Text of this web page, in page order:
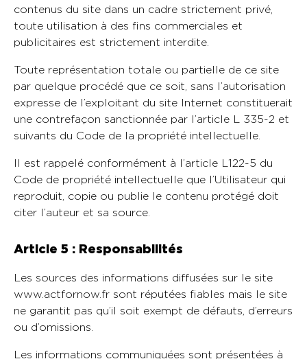
contenus du site dans un cadre strictement privé,
toute utilisation à des fins commerciales et
publicitaires est strictement interdite.
Toute représentation totale ou partielle de ce site
par quelque procédé que ce soit, sans l’autorisation
expresse de l’exploitant du site Internet constituerait
une contrefaçon sanctionnée par l’article L 335-2 et
suivants du Code de la propriété intellectuelle.
Il est rappelé conformément à l’article L122-5 du
Code de propriété intellectuelle que l’Utilisateur qui
reproduit, copie ou publie le contenu protégé doit
citer l’auteur et sa source.
Article 5 : Responsabilités
Les sources des informations diffusées sur le site
www.actfornow.fr sont réputées fiables mais le site
ne garantit pas qu’il soit exempt de défauts, d’erreurs
ou d’omissions.
Les informations communiquées sont présentées à